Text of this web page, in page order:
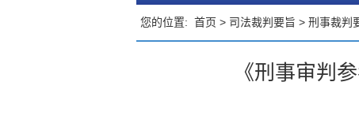
您的位置: 首页 > 司法裁判要旨 > 刑事裁判
《刑事审判